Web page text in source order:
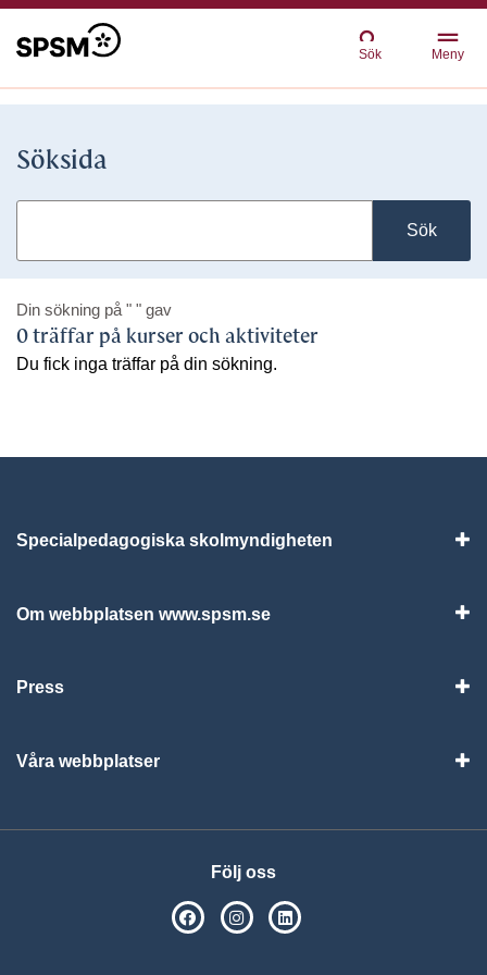
Sök Meny
Söksida
Sök
Din sökning på " " gav
0 träffar på kurser och aktiviteter
Du fick inga träffar på din sökning.
Specialpedagogiska skolmyndigheten
Om webbplatsen www.spsm.se
Press
Våra webbplatser
Följ oss
SPSM på Facebook
SPSM på Instagram